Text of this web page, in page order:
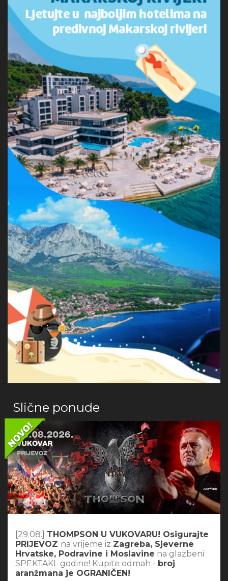
Slične ponude
[29.08.] THOMPSON U VUKOVARU! Osigurajte
PRIJEVOZ na vrijeme iz Zagreba, Sjeverne
Hrvatske, Podravine i Moslavine na glazbeni
SPEKTAKL godine! Kupite odmah - broj
aranžmana je OGRANIČEN!